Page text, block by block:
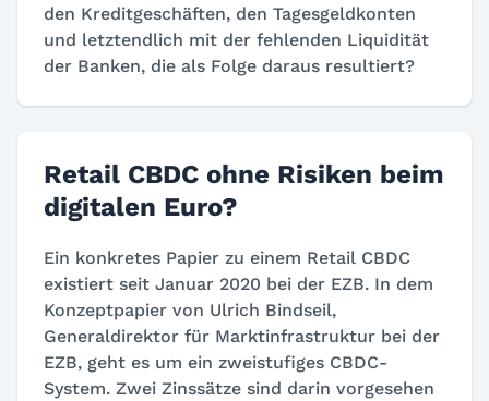
den Kreditgeschäften, den Tagesgeldkonten
und letztendlich mit der fehlenden Liquidität
der Banken, die als Folge daraus resultiert?
Retail CBDC ohne Risiken beim
digitalen Euro?
Ein konkretes Papier zu einem Retail CBDC
existiert seit Januar 2020 bei der EZB. In dem
Konzeptpapier von Ulrich Bindseil,
Generaldirektor für Marktinfrastruktur bei der
EZB, geht es um ein zweistufiges CBDC-
System. Zwei Zinssätze sind darin vorgesehen